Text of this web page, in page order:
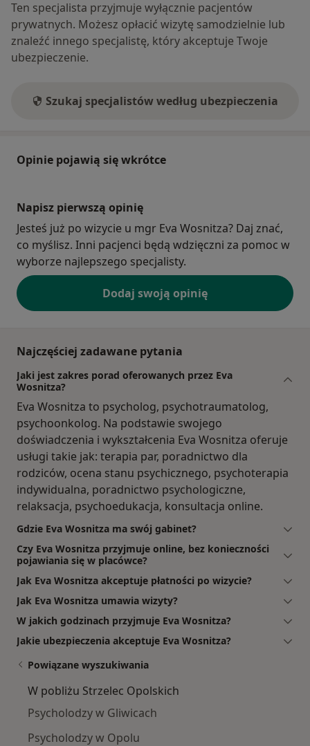
Ten specjalista przyjmuje wyłącznie pacjentów
prywatnych. Możesz opłacić wizytę samodzielnie lub
znaleźć innego specjalistę, który akceptuje Twoje
ubezpieczenie.
Szukaj specjalistów według ubezpieczenia
Opinie pojawią się wkrótce
Napisz pierwszą opinię
Jesteś już po wizycie u mgr Eva Wosnitza? Daj znać,
co myślisz. Inni pacjenci będą wdzięczni za pomoc w
wyborze najlepszego specjalisty.
Dodaj swoją opinię
Najczęściej zadawane pytania
Jaki jest zakres porad oferowanych przez Eva
Wosnitza?
Eva Wosnitza to psycholog, psychotraumatolog,
psychoonkolog. Na podstawie swojego
doświadczenia i wykształcenia Eva Wosnitza oferuje
usługi takie jak: terapia par, poradnictwo dla
rodziców, ocena stanu psychicznego, psychoterapia
indywidualna, poradnictwo psychologiczne,
relaksacja, psychoedukacja, konsultacja online.
Gdzie Eva Wosnitza ma swój gabinet?
Czy Eva Wosnitza przyjmuje online, bez konieczności
pojawiania się w placówce?
Jak Eva Wosnitza akceptuje płatności po wizycie?
Jak Eva Wosnitza umawia wizyty?
W jakich godzinach przyjmuje Eva Wosnitza?
Jakie ubezpieczenia akceptuje Eva Wosnitza?
Powiązane wyszukiwania
W pobliżu Strzelec Opolskich
Psycholodzy w Gliwicach
Psycholodzy w Opolu